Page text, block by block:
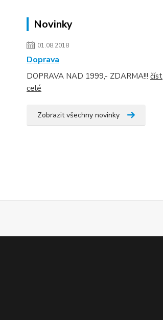
Novinky
01.08.2018
Doprava
DOPRAVA NAD 1999,- ZDARMA!!! číst
celé
Zobrazit všechny novinky